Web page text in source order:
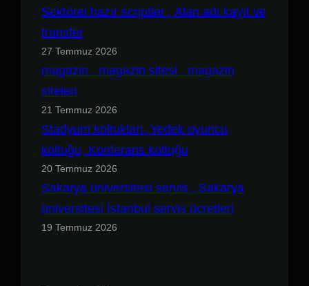
Sektörel hazır scriptler , Alan adı kayıt ve
transfer
27 Temmuz 2026
magazin , magazin sitesi , magazin
siteleri
21 Temmuz 2026
Stadyum koltukları, Yedek oyuncu
koltuğu, Konferans koltuğu
20 Temmuz 2026
Sakarya üniversitesi servis , Sakarya
üniversitesi İstanbul servis ücretleri
19 Temmuz 2026